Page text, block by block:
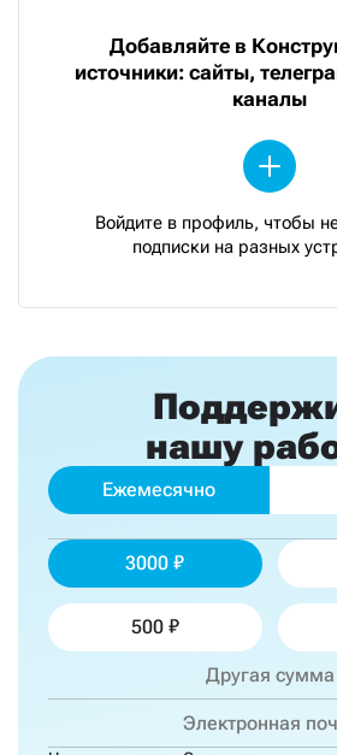
Добавляйте в
источники: сайты,
каналы
Войдите в профиль, чтобы
подписки на разных
нашу
Ежемесячно
3000
500